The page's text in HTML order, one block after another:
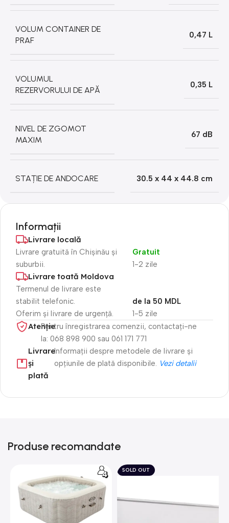
VOLUM CONTAINER DE
PRAF
0,47 L
VOLUMUL
REZERVORULUI DE APĂ
0,35 L
NIVEL DE ZGOMOT
MAXIM
67 dB
STAȚIE DE ANDOCARE 30.5 х 44 х 44.8 cm
Informații
Livrare locală
Livrare gratuită în Chișinău și
suburbii.
1-2 zile
Gratuit
Livrare toată Moldova
Termenul de livrare este
stabilit telefonic.
Oferim și livrare de urgență.
1-5 zile
de la 50 MDL
Atenție​Pentru înregistrarea comenzii, contactați-ne
la: 068 898 900 sau 061 171 771
Livrare
și
plată
Informații despre metodele de livrare și
opțiunile de plată disponibile. Vezi detalii
Produse recomandate
SOLD OUT